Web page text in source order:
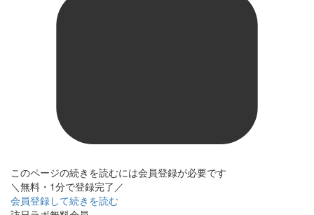
このページの続きを読むには会員登録が必要です
＼無料・1分で登録完了／
会員登録して続きを読む